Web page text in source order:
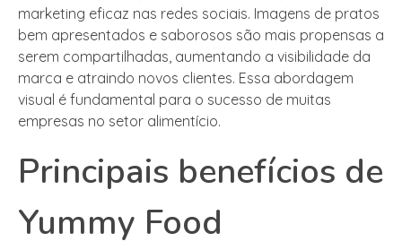
marketing eficaz nas redes sociais. Imagens de pratos
bem apresentados e saborosos são mais propensas a
serem compartilhadas, aumentando a visibilidade da
marca e atraindo novos clientes. Essa abordagem
visual é fundamental para o sucesso de muitas
empresas no setor alimentício.
Principais benefícios de
Yummy Food